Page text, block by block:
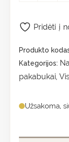
Produkto
Kategorijos:
pakabukai,
Užsakoma,
Pridėti į